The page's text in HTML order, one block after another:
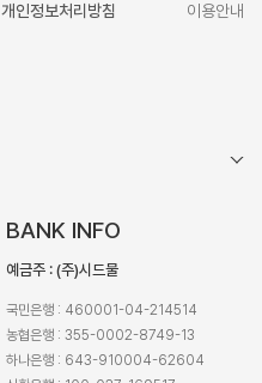
개인정보처리방침
이용안내
BANK INFO
예금주 : (주)시드물
국민은행 : 460001-04-214514
농협은행 : 355-0002-8749-13
하나은행 : 643-910004-62604